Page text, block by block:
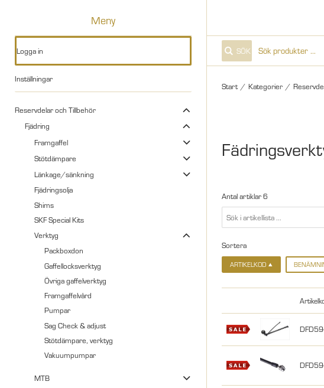
Meny
Logga in
Inställningar
Reservdelar och Tillbehör
Fjädring
Framgaffel
Stötdämpare
Länkage/sänkning
Fjädringsolja
Shims
SKF Special Kits
Verktyg
Packboxdon
Gaffellocksverktyg
Övriga gaffelverktyg
Framgaffelvård
Pumpar
Sag Check & adjust
Stötdämpare, verktyg
Vakuumpumpar
MTB
SÖK
Start / Kategorier /
Antal artiklar6
Sortera
ARTIKELKOD